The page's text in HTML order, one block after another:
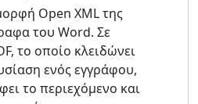
Open XML της
του Word. Σε
το οποίο κλειδώνει
ενός εγγράφου,
το περιεχόμενο και